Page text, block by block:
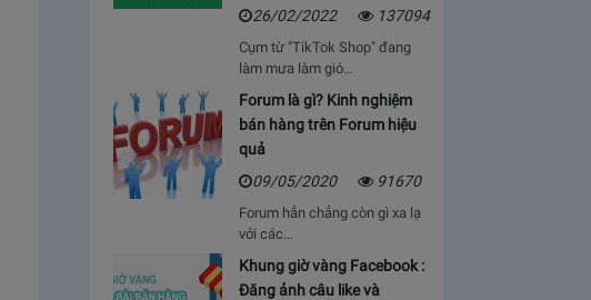
26/02/2022
137094
Cụm từ "TikTok Shop" đang
làm mưa làm gió…
Forum là gì? Kinh nghiệm
bán hàng trên Forum hiệu
quả
09/05/2020
91670
Forum hẳn chẳng còn gì xa lạ
với các…
Khung giờ vàng Facebook :
Đăng ảnh câu like và